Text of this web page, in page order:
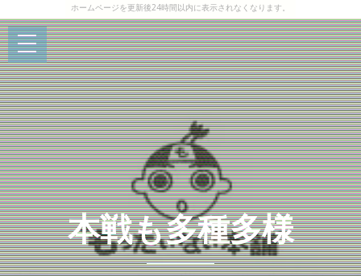
ホームページを更新後24時間以内に表示されなくなります。
本戦も多種多様